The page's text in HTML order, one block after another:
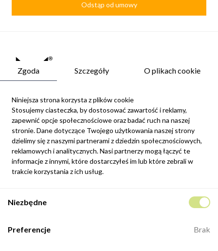
Odstąp od umowy
Newsletter
Możesz zrezygnować w każdej chwili. W tym celu należy odnaleźć
szczegóły w naszej informacji prawnej.
Zapisz się
internetowego.
Kontakt
Zgoda Szczegóły O plikach cookie
Niniejsza strona korzysta z plików cookie
Stosujemy ciasteczka, by dostosować zawartość i reklamy,
zapewnić opcje społecznościowe oraz badać ruch na naszej
stronie. Dane dotyczące Twojego użytkowania naszej strony
dzielimy się z naszymi partnerami z dziedzin społecznościowych,
reklamowych i analitycznych. Nasi partnerzy mogą łączyć te
informacje z innymi, które dostarczyłeś im lub które zebrali w
trakcie korzystania z ich usług.
Niezbędne
Preferencje Brak